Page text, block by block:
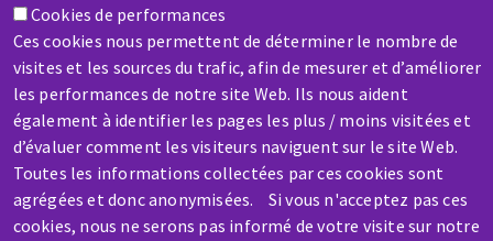
Cookies de performances
Ces cookies nous permettent de déterminer le nombre de
visites et les sources du trafic, afin de mesurer et d’améliorer
les performances de notre site Web. Ils nous aident
également à identifier les pages les plus / moins visitées et
d’évaluer comment les visiteurs naviguent sur le site Web.
Toutes les informations collectées par ces cookies sont
agrégées et donc anonymisées. Si vous n'acceptez pas ces
cookies, nous ne serons pas informé de votre visite sur notre
Aller